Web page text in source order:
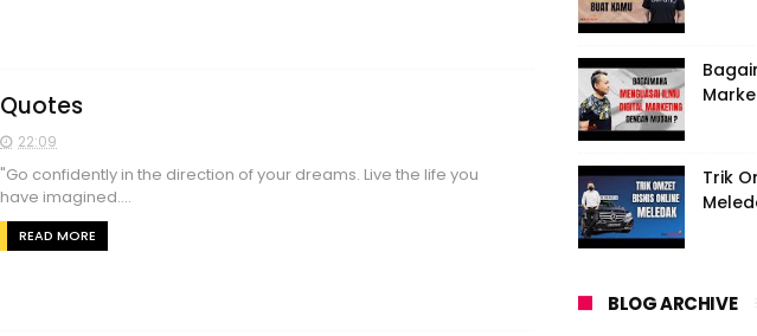
Quotes
22:09
"Go confidently in the direction of your dreams. Live the life you
have imagined....
READ MORE
Trik
BLOG ARCHIVE